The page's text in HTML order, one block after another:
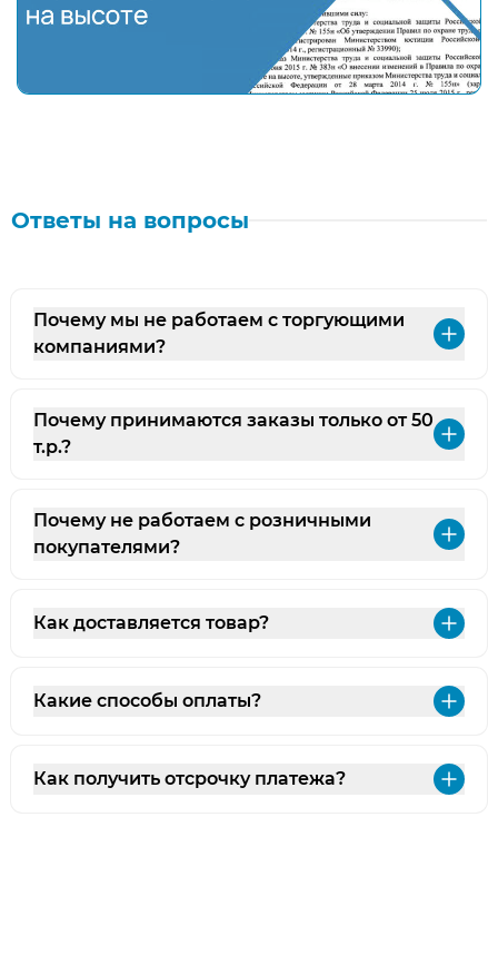
Ответы на вопросы
Почему мы не работаем с торгующими
компаниями?
Почему принимаются заказы только от 50
т.р.?
Почему не работаем с розничными
покупателями?
Как доставляется товар?
Какие способы оплаты?
Как получить отсрочку платежа?